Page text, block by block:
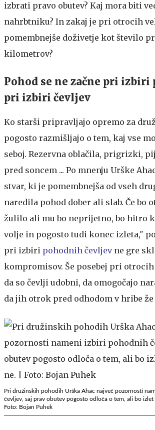
izbrati pravo obutev? Kaj mora biti
nahrbtniku? In zakaj je pri otrocih
pomembnejše doživetje kot število
kilometrov?
Pohod se ne začne pri izbiri
pri izbiri čevljev
Ko starši pripravljajo opremo za
pogosto razmišljajo o tem, kaj vse
seboj. Rezervna oblačila, prigrizki,
pred soncem ... Po mnenju Urške
stvar, ki je pomembnejša od vseh
naredila pohod dober ali slab. Če bo
žulilo ali mu bo neprijetno, bo hitro
volje in pogosto tudi konec izleta,"
pri izbiri pohodnih čevljevne gre
kompromisov. Še posebej pri otrocih
da so čevlji udobni, da omogočajo
da jih otrok pred odhodom v hribe že
Pri družinskih pohodih Urška Ahac največ pozornosti
čevljev, saj prav obutev pogosto odloča o tem, ali bo izlet
Foto: Bojan Puhek